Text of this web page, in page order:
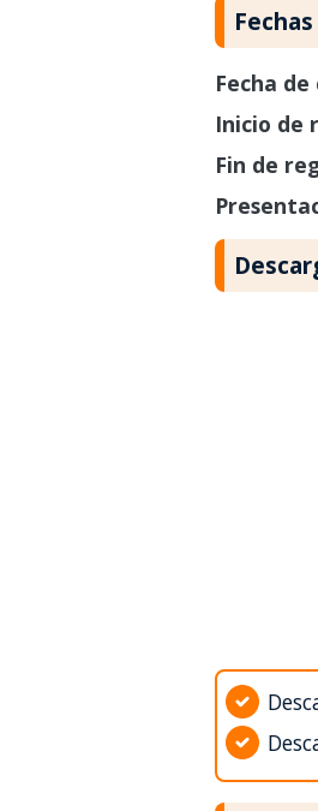
Fecha
Inicio de
Fin de